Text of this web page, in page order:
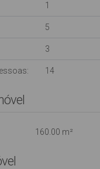
1
5
3
14
160 .00 m²